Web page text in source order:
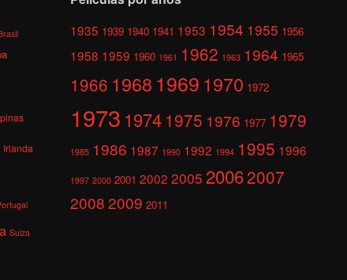
Irlanda
Suiza
1935 1939 1940 1941 1953 1954 1955 1956
1958 1959 1960 1961 1962 1963 1964 1965
1966 1968 1969 1970 1972
1973 1974 1975 1976 1977 1979
1985 1986 1987 1990 1992 1994 1995 1996
1997 2000 2001 2002 2005 20062007
20082009 2011